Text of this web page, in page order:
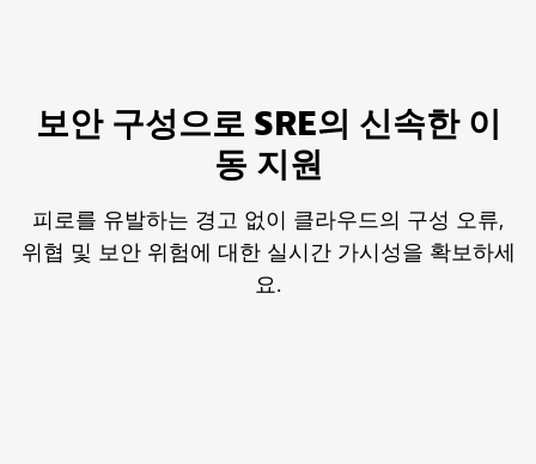
보안 구성으로 SRE의 신속한 이
동 지원
피로를 유발하는 경고 없이 클라우드의 구성 오류,
위협 및 보안 위험에 대한 실시간 가시성을 확보하세
요.